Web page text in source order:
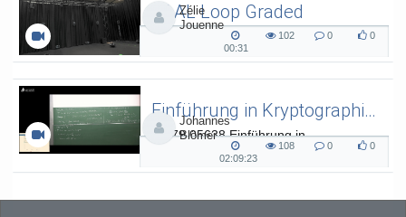
SAAL Loop Graded
SAAL Musikinformatik
Zélie
Jouenne
00:31
00:31
102
views
0
Kommentare
0
likes
Einführung in Kryptographie (in English) 15
L.079.05638 Einführung in
Kryptographie (in English) - SoSe 26
Johannes
Blömer
02:09:23
02:09:23
108
views
0
Kommentare
0
likes